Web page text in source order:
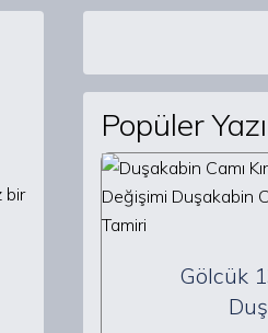
bir
Popüler
Gölcük